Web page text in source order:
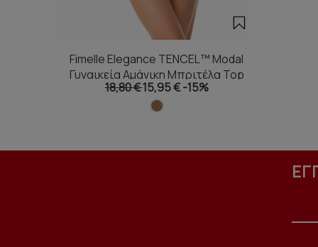
Fimelle Elegance TENCEL™ Modal
Γυναικεία Αμάνικη Μπριτέλα Top
18,80 €15,95 €-15%